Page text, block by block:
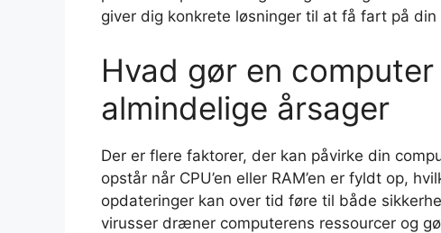
giver dig konkrete løsninger til at få fart på din
Hvad gør en
almindelige årsager
Der er flere faktorer, der kan påvirke din
opstår når CPU’en eller RAM’en er fyldt op,
opdateringer kan over tid føre til både
virusser dræner computerens ressourcer og